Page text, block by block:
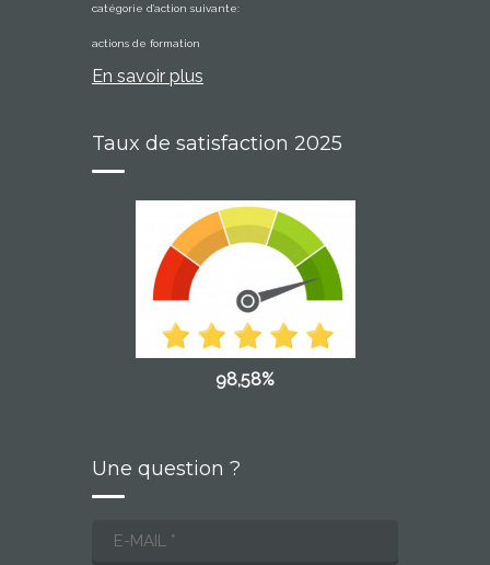
catégorie d’action suivante:
actions de formation
En savoir plus
Taux de satisfaction 2025
98,58%
Une question ?